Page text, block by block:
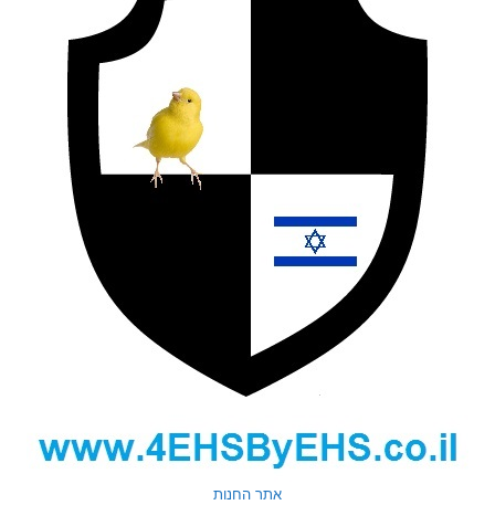
אתר החנות